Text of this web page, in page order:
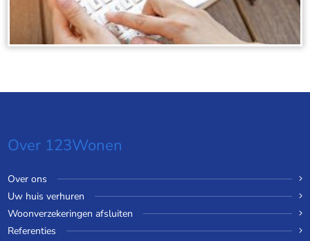
Over 123Wonen
Over ons
Uw huis verhuren
Woonverzekeringen afsluiten
Referenties